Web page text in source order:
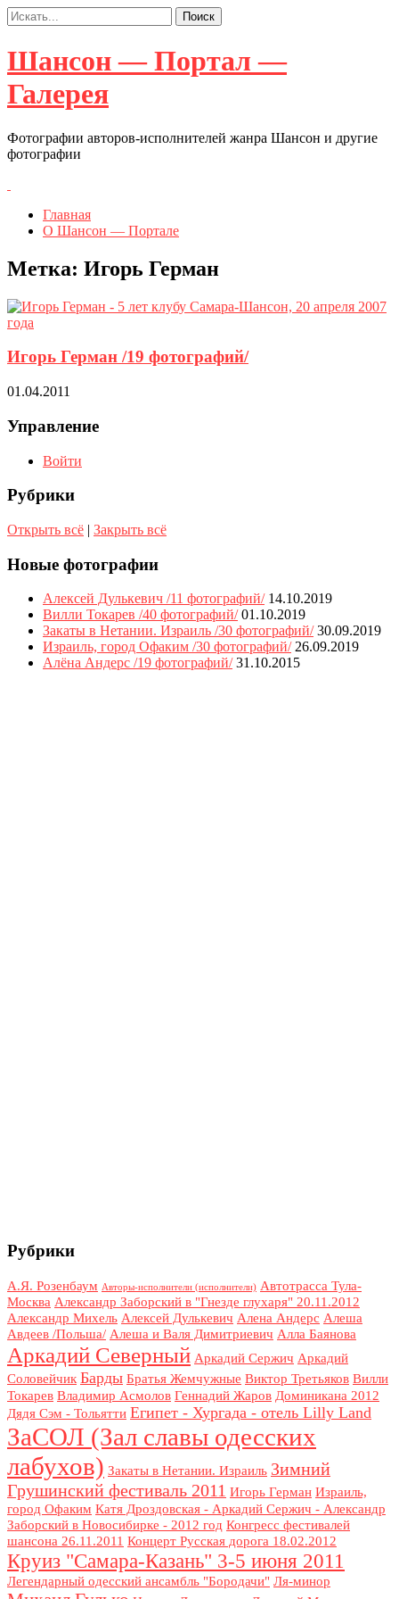
Шансон — Портал —
Галерея
Фотографии авторов-исполнителей жанра Шансон и другие
фотографии
Главная
О Шансон — Портале
Метка: Игорь Герман
Игорь Герман /19 фотографий/
01.04.2011
Управление
Войти
Рубрики
Открыть всё | Закрыть всё
Новые фотографии
Алексей Дулькевич /11 фотографий/ 14.10.2019
Вилли Токарев /40 фотографий/ 01.10.2019
Закаты в Нетании. Израиль /30 фотографий/ 30.09.2019
Израиль, город Офаким /30 фотографий/ 26.09.2019
Алёна Андерс /19 фотографий/ 31.10.2015
Рубрики
А.Я. Розенбаум Авторы-исполнители (исполнители) Автотрасса Тула-
Москва Александр Заборский в "Гнезде глухаря" 20.11.2012
Александр Михель Алексей Дулькевич Алена Андерс Алеша
Авдеев /Польша/ Алеша и Валя Димитриевич Алла Баянова
Аркадий Северный Аркадий Сержич Аркадий
Соловейчик Барды Братья Жемчужные Виктор Третьяков Вилли
Токарев Владимир Асмолов Геннадий Жаров Доминикана 2012
Дядя Сэм - Тольятти Египет - Хургада - отель Lilly Land
ЗаСОЛ (Зал славы одесских
лабухов) Закаты в Нетании. Израиль Зимний
Грушинский фестиваль 2011 Игорь Герман Израиль,
город Офаким Катя Дроздовская - Аркадий Сержич - Александр
Заборский в Новосибирке - 2012 год Конгресс фестивалей
шансона 26.11.2011 Концерт Русская дорога 18.02.2012
Круиз "Самара-Казань" 3-5 июня 2011
Легендарный одесский ансамбль "Бородачи" Ля-минор